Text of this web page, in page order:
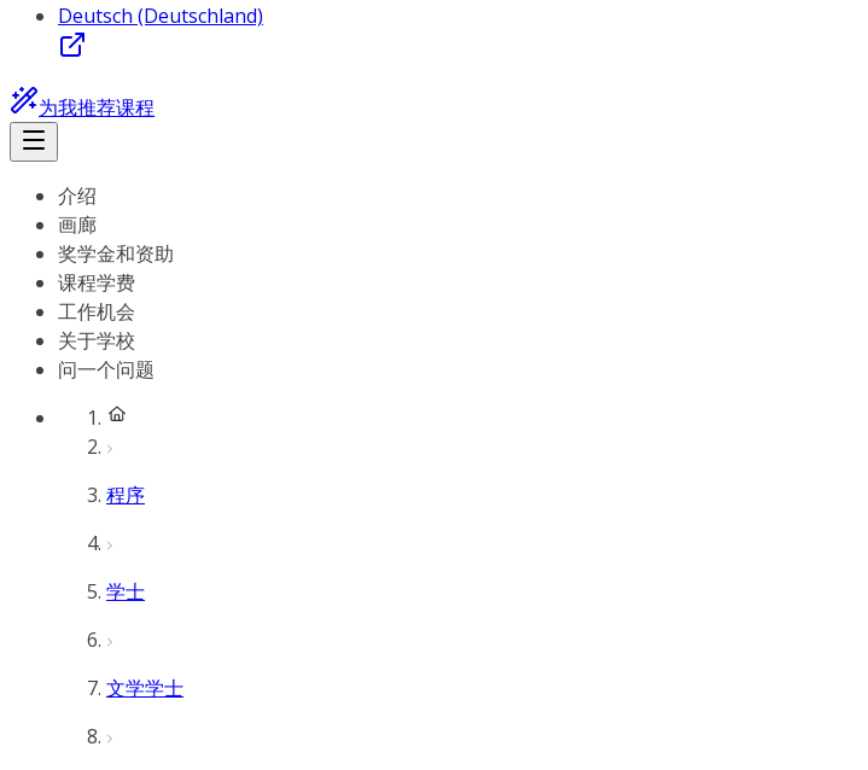
Deutsch (Deutschland)
为我推荐课程
介绍
画廊
奖学金和资助
课程学费
工作机会
关于学校
问一个问题
程序
学士
文学学士